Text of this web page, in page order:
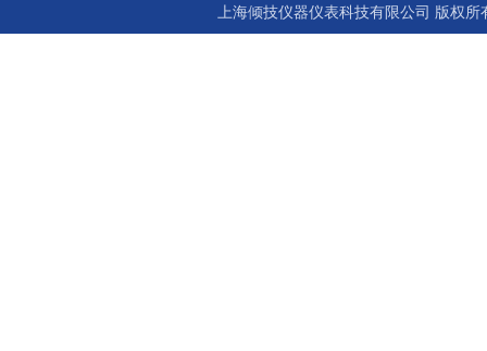
上海倾技仪器仪表科技有限公司 版权